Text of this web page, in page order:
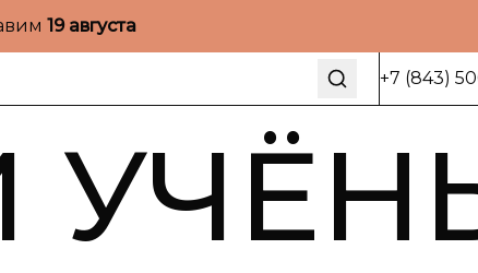
19 августа
+7 (843)